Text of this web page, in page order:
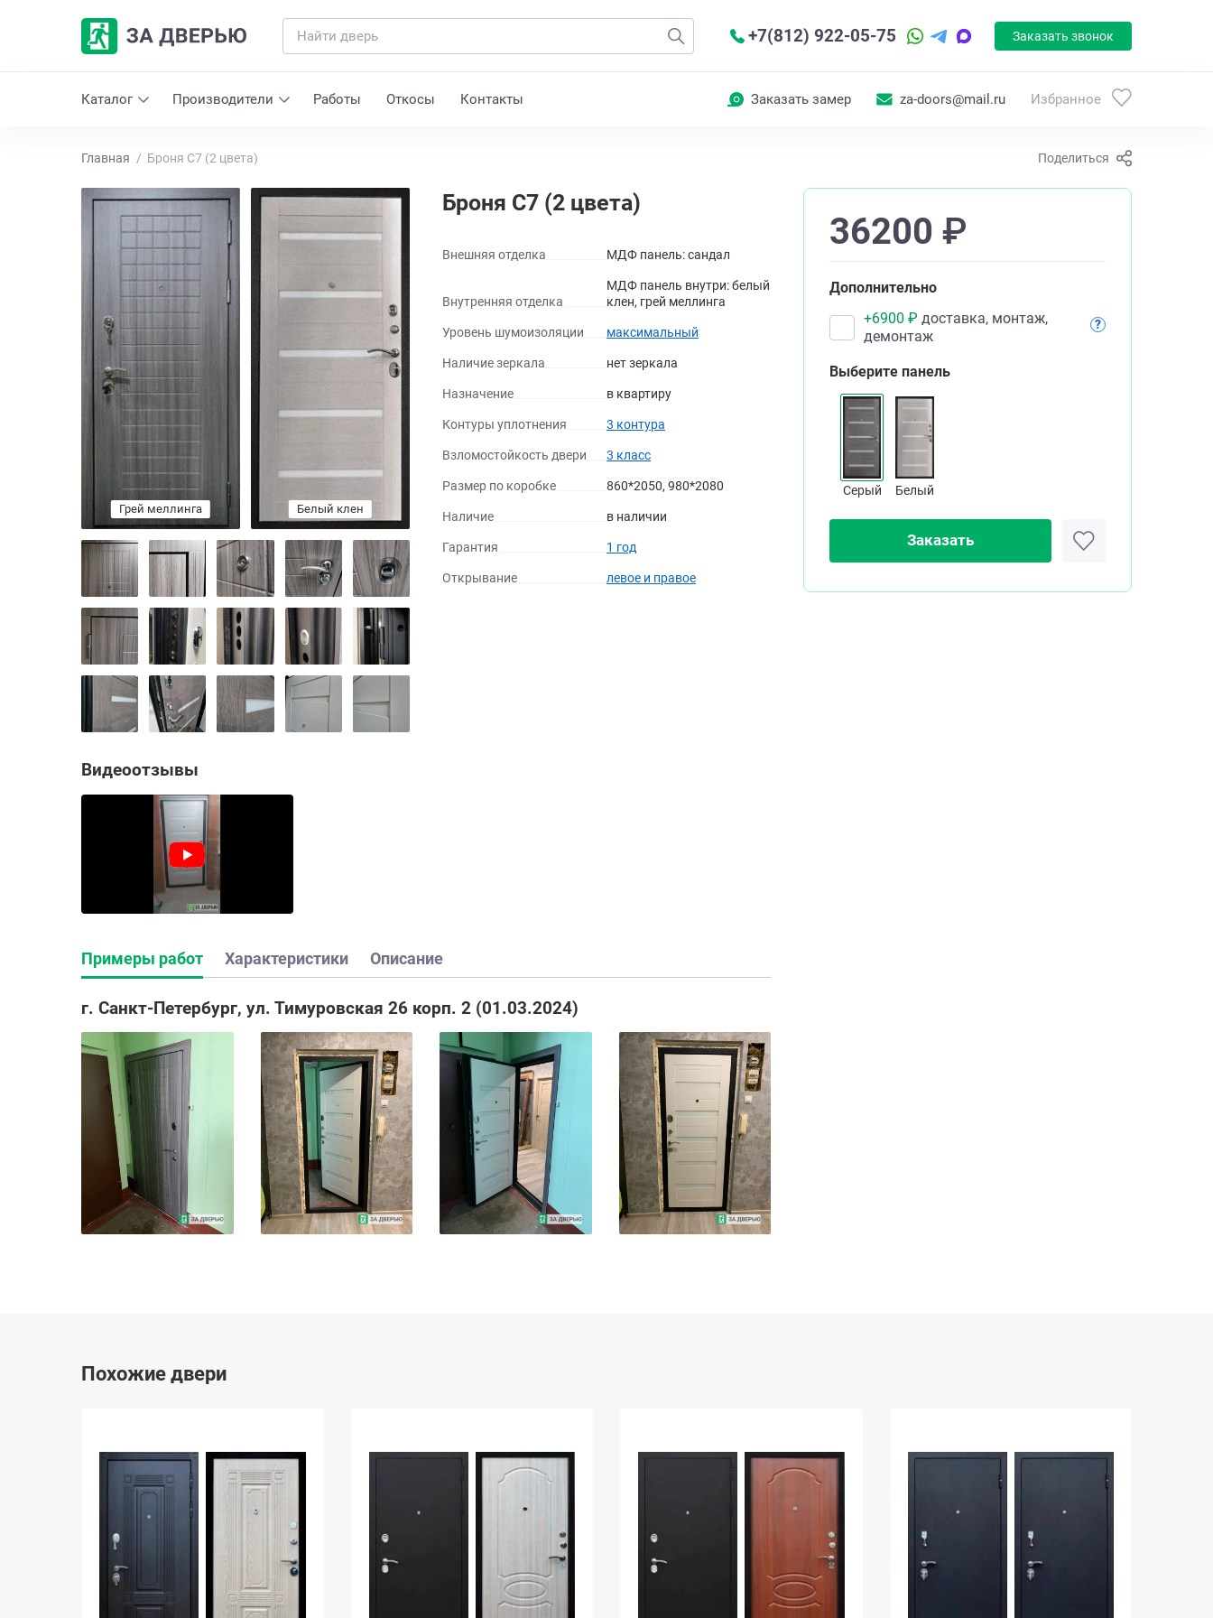
+7(812) 922-05-75 Заказать звонок
Каталог Производители Работы Откосы Контакты Заказать замер za-doors@mail.ru Избранное
Главная Броня С7 (2 цвета) Поделиться
Грей меллинга
Серый сандал Белый клен Серый сандал
Броня С7 (2 цвета)
36200 ₽
Дополнительно
+6900 ₽ доставка, монтаж,
демонтаж
?
Выберите панель
Серый Белый
Заказать
Внешняя отделка МДФ панель: сандал
Внутренняя отделка
МДФ панель внутри: белый
клен, грей меллинга
Уровень шумоизоляции максимальный
Наличие зеркала нет зеркала
Назначение в квартиру
Контуры уплотнения 3 контура
Взломостойкость двери 3 класс
Размер по коробке 860*2050, 980*2080
Наличие в наличии
Гарантия 1 год
Открывание левое и правое
Видеоотзывы
Примеры работ Характеристики Описание
г. Санкт-Петербург, ул. Тимуровская 26 корп. 2 (01.03.2024)
Похожие двери